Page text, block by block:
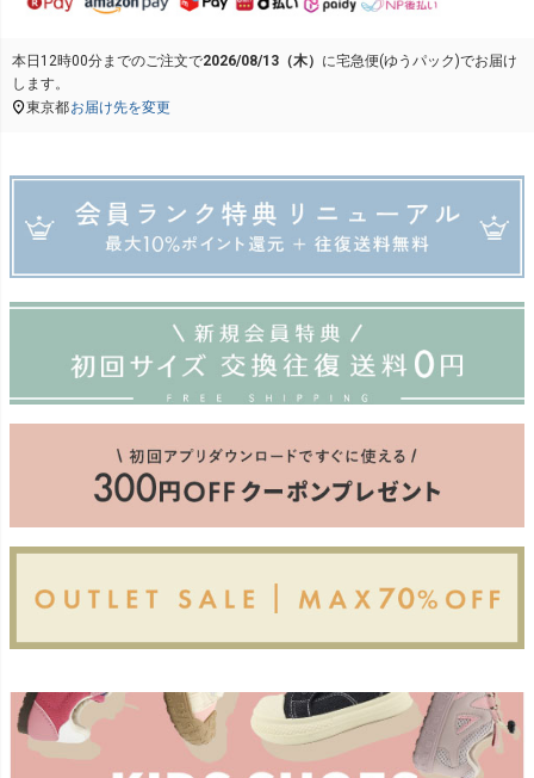
本日 12時00分までのご注文で2026/08/13（木） に宅急便(ゆうパック)でお届け
します。
東京都お届け先を変更